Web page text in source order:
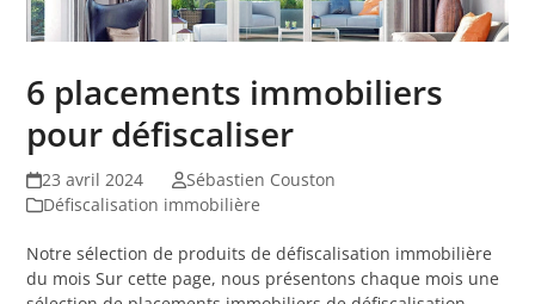
6 placements immobiliers
pour défiscaliser
23 avril 2024
Sébastien Couston
Défiscalisation immobilière
Notre sélection de produits de défiscalisation immobilière
du mois Sur cette page, nous présentons chaque mois une